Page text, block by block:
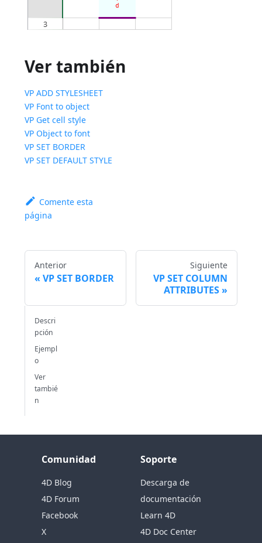
Ver también
VP ADD STYLESHEET
VP Font to object
VP Get cell style
VP Object to font
VP SET BORDER
VP SET DEFAULT STYLE
Comente esta
página
Anterior
VP SET BORDER
Siguiente
VP SET COLUMN
ATTRIBUTES
Descri
pción
Ejempl
o
Ver
tambié
n
Comunidad
4D Blog
4D Forum
Facebook
X
Soporte
Descarga de
documentación
Learn 4D
4D Doc Center